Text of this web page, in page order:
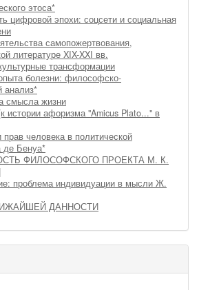
этоса*
цифровой эпохи: соцсети и социальная
самопожертвования,
литературе XIX-XXI вв.
трансформации
болезни: философско-
анализ*
смысла жизни
истории афоризма "Amicus Plato..." в
прав человека в политической
Бенуа*
ФИЛОСОФСКОГО ПРОЕКТА М. К.
проблема индивидуации в мысли Ж.
ДАННОСТИ